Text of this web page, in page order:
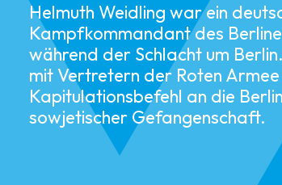
Helmuth Weidling war ein
Kampfkommandant des
während der Schlacht um
mit Vertretern der Roten
Kapitulationsbefehl an die
sowjetischer Gefangenschaft.